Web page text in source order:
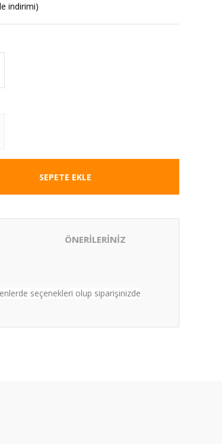
indirimi)
SEPETE EKLE
ÖNERİLERİNİZ
seçenekleri olup siparişinizde